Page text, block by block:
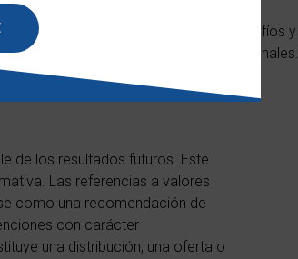
te guiarán a través de los desafíos y
tus objetivos financieros y personales.
de los resultados futuros. Este
Las referencias a valores
como una recomendación de
con carácter
una distribución, una oferta o